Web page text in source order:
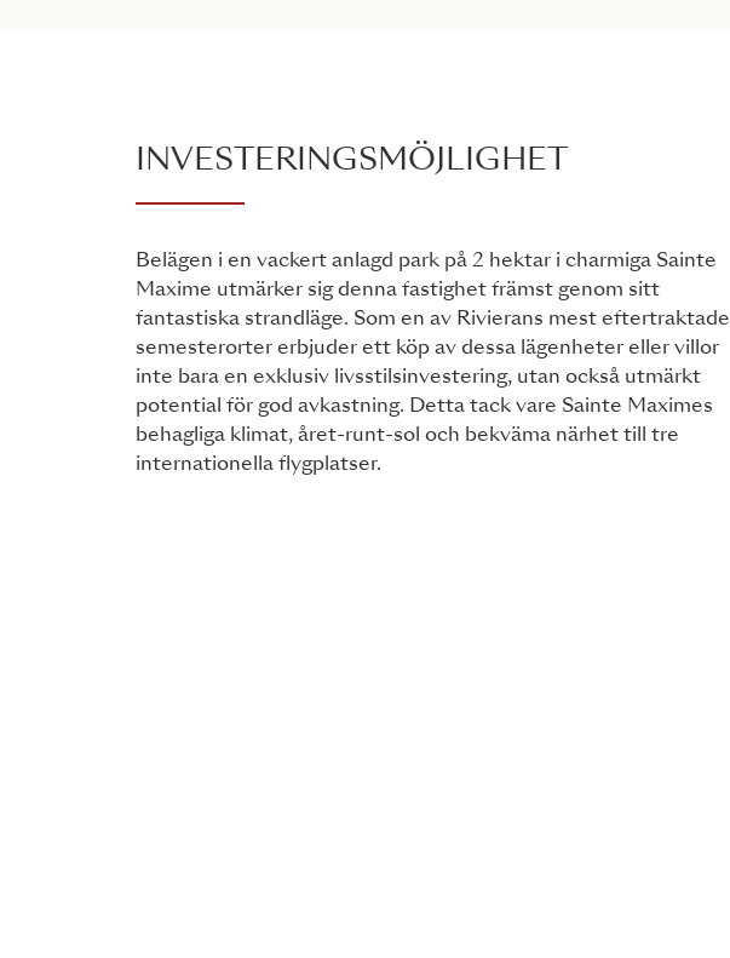
INVESTERINGSMÖJLIGHET
Belägen i en vackert anlagd park på 2 hektar i charmiga Sainte
Maxime utmärker sig denna fastighet främst genom sitt
fantastiska strandläge. Som en av Rivierans mest eftertraktade
semesterorter erbjuder ett köp av dessa lägenheter eller villor
inte bara en exklusiv livsstilsinvestering, utan också utmärkt
potential för god avkastning. Detta tack vare Sainte Maximes
behagliga klimat, året-runt-sol och bekväma närhet till tre
internationella flygplatser.